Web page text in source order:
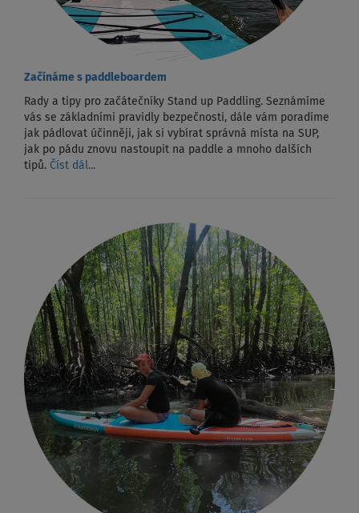
Začínáme s paddleboardem
Rady a tipy pro začátečníky Stand up Paddling. Seznámíme
vás se základními pravidly bezpečnosti, dále vám poradíme
jak pádlovat účinněji, jak si vybírat správná místa na SUP,
jak po pádu znovu nastoupit na paddle a mnoho dalších
tipů. Číst dál...